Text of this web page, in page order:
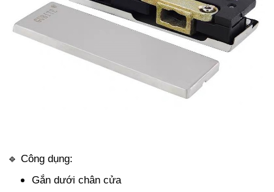
🔹 Công dụng:
Gắn dưới chân cửa